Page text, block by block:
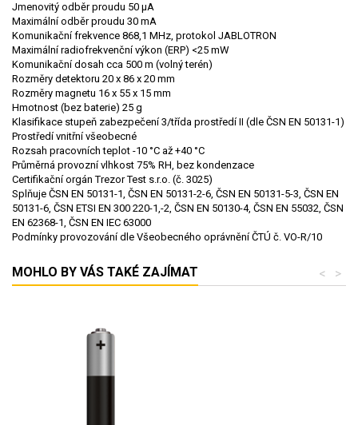
Jmenovitý odběr proudu 50 μA
Maximální odběr proudu 30 mA
Komunikační frekvence 868,1 MHz, protokol JABLOTRON
Maximální radiofrekvenční výkon (ERP) <25 mW
Komunikační dosah cca 500 m (volný terén)
Rozměry detektoru 20 x 86 x 20 mm
Rozměry magnetu 16 x 55 x 15 mm
Hmotnost (bez baterie) 25 g
Klasifikace stupeň zabezpečení 3/třída prostředí II (dle ČSN EN 50131-1)
Prostředí vnitřní všeobecné
Rozsah pracovních teplot -10 °C až +40 °C
Průměrná provozní vlhkost 75% RH, bez kondenzace
Certifikační orgán Trezor Test s.r.o. (č. 3025)
Splňuje ČSN EN 50131-1, ČSN EN 50131-2-6, ČSN EN 50131-5-3, ČSN EN
50131-6, ČSN ETSI EN 300 220-1,-2, ČSN EN 50130-4, ČSN EN 55032, ČSN
EN 62368-1, ČSN EN IEC 63000
Podmínky provozování dle Všeobecného oprávnění ČTÚ č. VO-R/10
MOHLO BY VÁS TAKÉ ZAJÍMAT >
<